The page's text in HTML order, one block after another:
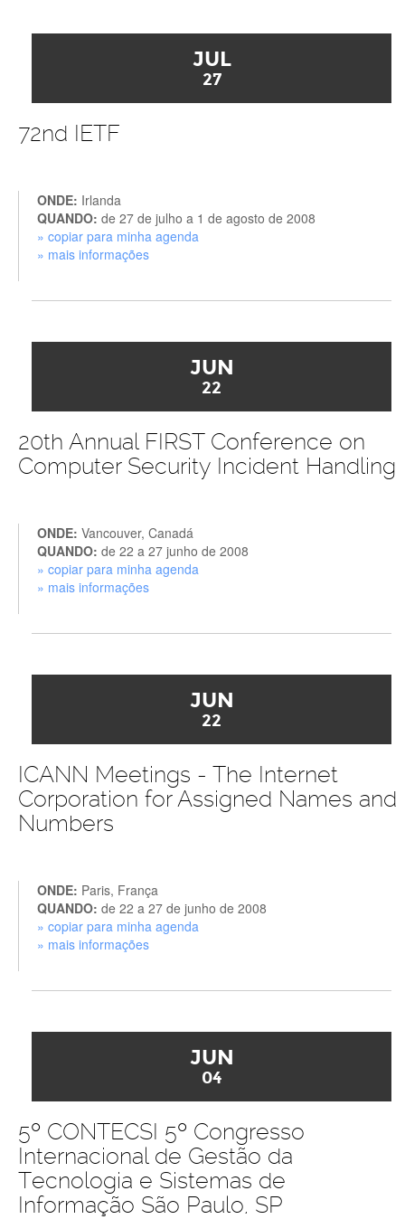
JUL
27
72nd IETF
ONDE: Irlanda
QUANDO: de 27 de julho a 1 de agosto de 2008
» copiar para minha agenda
» mais informações
JUN
22
20th Annual FIRST Conference on
Computer Security Incident Handling
ONDE: Vancouver, Canadá
QUANDO: de 22 a 27 junho de 2008
» copiar para minha agenda
» mais informações
JUN
22
ICANN Meetings - The Internet
Corporation for Assigned Names and
Numbers
ONDE: Paris, França
QUANDO: de 22 a 27 de junho de 2008
» copiar para minha agenda
» mais informações
JUN
04
5º CONTECSI 5º Congresso
Internacional de Gestão da
Tecnologia e Sistemas de
Informação São Paulo, SP